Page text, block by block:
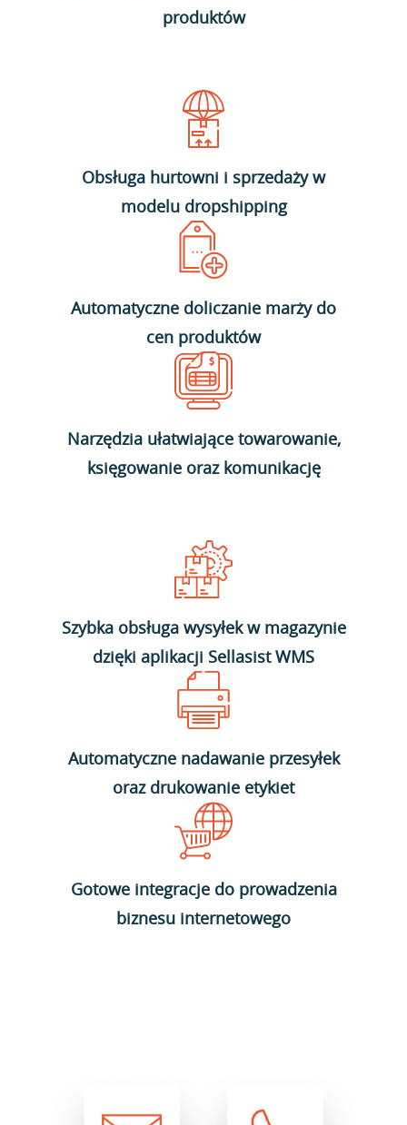
produktów
Obsługa hurtowni i sprzedaży w
modelu dropshipping
Automatyczne doliczanie marży do
cen produktów
Narzędzia ułatwiające towarowanie,
księgowanie oraz komunikację
Szybka obsługa wysyłek w magazynie
dzięki aplikacji Sellasist WMS
Automatyczne nadawanie przesyłek
oraz drukowanie etykiet
Gotowe integracje do prowadzenia
biznesu internetowego